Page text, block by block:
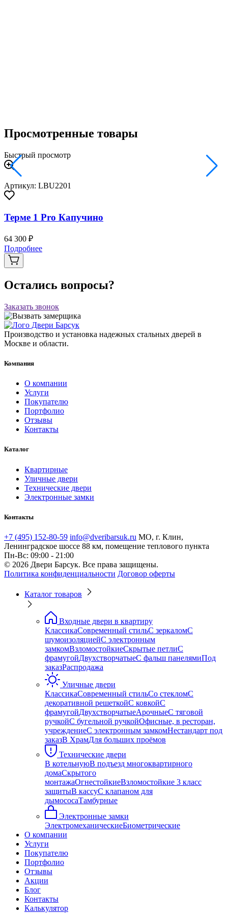
Просмотренные товары
Быстрый просмотр
Артикул: LBU2201
Терме 1 Pro Капучино
64 300 ₽
Подробнее
Остались вопросы?
Заказать звонок
Производство и установка надежных стальных дверей в
Москве и области.
Компания
О компании
Услуги
Покупателю
Портфолио
Отзывы
Контакты
Каталог
Квартирные
Уличные двери
Технические двери
Электронные замки
Контакты
+7 (495) 152-80-59 info@dveribarsuk.ru МО, г. Клин,
Ленинградское шоссе 88 км, помещение теплового пункта
Пн-Вс: 09:00 - 21:00
© 2026 Двери Барсук. Все права защищены.
Политика конфиденциальности Договор оферты
Каталог товаров
Входные двери в квартиру
КлассикаСовременный стильС зеркаломС
шумоизоляциейС электронным
замкомВзломостойкиеСкрытые петлиС
фрамугойДвухстворчатыеС фальш панелямиПод
заказРаспродажа
Уличные двери
КлассикаСовременный стильСо стекломС
декоративной решеткойС ковкойС
фрамугойДвухстворчатыеАрочныеС тяговой
ручкойС бугельной ручкойОфисные, в ресторан,
учреждениеС электронным замкомНестандарт под
заказВ ХрамДля больших проёмов
Технические двери
В котельнуюВ подъезд многоквартирного
домаСкрытого
монтажаОгнестойкиеВзломостойкие 3 класс
защитыВ кассуС клапаном для
дымососаТамбурные
Электронные замки
ЭлектромеханическиеБиометрические
О компании
Услуги
Покупателю
Портфолио
Отзывы
Акции
Блог
Контакты
Калькулятор